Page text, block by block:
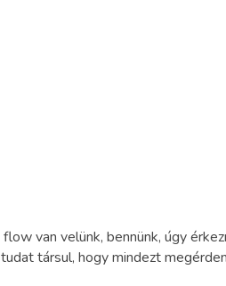
van velünk, bennünk, úgy
társul, hogy mindezt